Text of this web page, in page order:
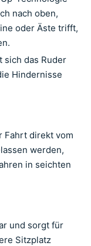
nach oben,
oder Äste trifft,
sich das Ruder
Hindernisse
Fahrt direkt vom
werden,
in seichten
und sorgt für
Sitzplatz